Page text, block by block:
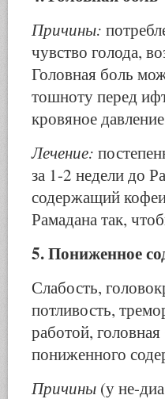
Причины:
чувство голода,
Головная боль
тошноту перед
кровяное
Лечение:
за 1-2 недели до
содержащий
Рамадана так,
5. Пониженное
Слабость,
потли­вость,
работой,
пониженного
Причины (у не-